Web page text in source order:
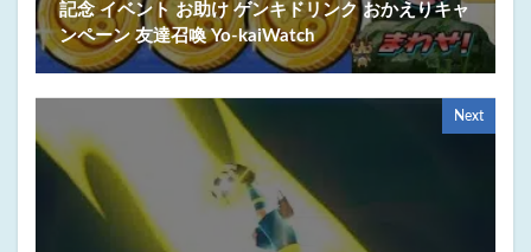
記念 イベント お助け ゲンキドリンク おかえりキャ
ンペーン 友達召喚 Yo-kaiWatch
Next